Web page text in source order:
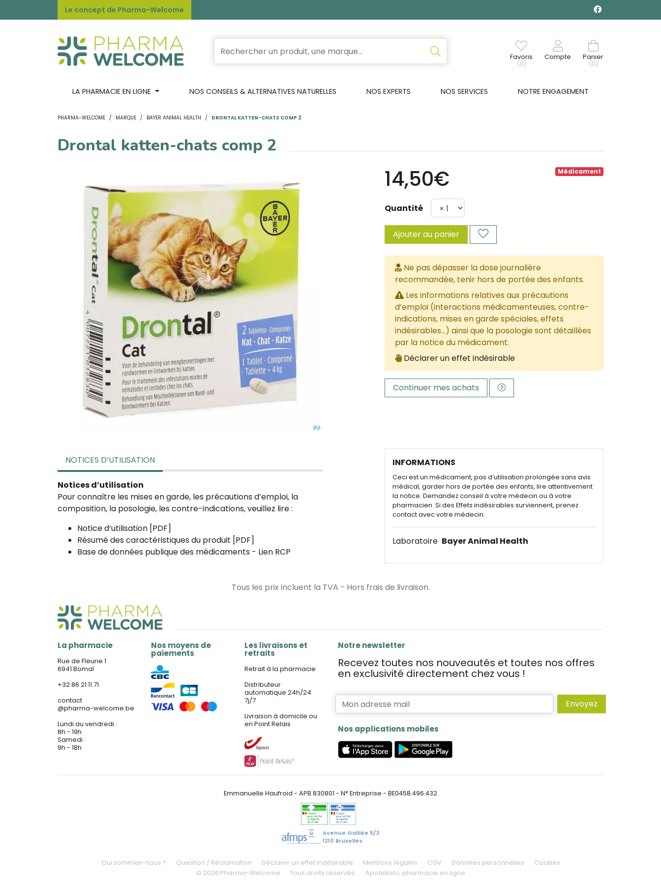
Le concept de Pharma-Welcome
Favoris
(0)
Compte
Panier
(0)
LA PHARMACIE EN LIGNE NOS CONSEILS & ALTERNATIVES NATURELLES NOS EXPERTS NOS SERVICES NOTRE ENGAGEMENT
PHARMA-WELCOME MARQUE BAYER ANIMAL HEALTH DRONTAL KATTEN-CHATS COMP 2
Drontal katten-chats comp 2
Médicament
14,50€
Quantité
Ajouter au panier
Ne pas dépasser la dose journalière
recommandée, tenir hors de portée des enfants.
Les informations relatives aux précautions
d’emploi (interactions médicamenteuses, contre-
indications, mises en garde spéciales, effets
indésirables...) ainsi que la posologie sont détaillées
par la notice du médicament.
Déclarer un effet indésirable
Continuer mes achats
NOTICES D’UTILISATION
Notices d’utilisation
Pour connaître les mises en garde, les précautions d’emploi, la
composition, la posologie, les contre-indications, veuillez lire :
Notice d’utilisation [PDF]
Résumé des caractéristiques du produit [PDF]
Base de données publique des médicaments - Lien RCP
INFORMATIONS
Ceci est un médicament, pas d’utilisation prolongée sans avis
médical, garder hors de portée des enfants, lire attentivement
la notice. Demandez conseil à votre médecin ou à votre
pharmacien. Si des Effets indésirables surviennent, prenez
contact avec votre médecin.
Laboratoire Bayer Animal Health
Tous les prix incluent la TVA - Hors frais de livraison.
La pharmacie
Rue de Fleurie 1
6941 Bomal
+32 86 21 11 71
contact
@pharma-welcome.be
Lundi au vendredi :
8h - 19h
Samedi :
9h - 18h
Nos moyens de
paiements
Les livraisons et
retraits
Retrait à la pharmacie
Distributeur
automatique 24h/24
7j/7
Livraison à domicile ou
en Point Relais
Notre newsletter
Recevez toutes nos nouveautés et toutes nos offres
en exclusivité directement chez vous !
Envoyez
Nos applications mobiles
Emmanuelle Haufroid - APB 830801 - N° Entreprise - BE0458.496.432
Avenue Galilée 5/3
1210 Bruxelles
Qui sommes-nous ? Question / Réclamation Déclarer un effet indésirable Mentions légales CGV Données personnelles
Cookies
© 2026 Pharma-Welcome
Tous droits réservés. Apotekisto, pharmacie en ligne